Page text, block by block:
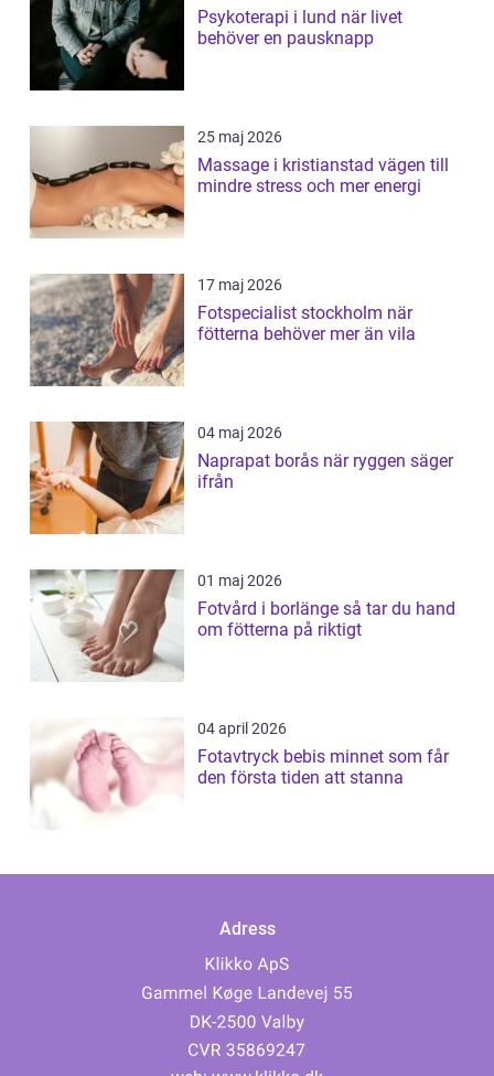
Psykoterapi i lund när livet
behöver en pausknapp
25 maj 2026
Massage i kristianstad vägen till
mindre stress och mer energi
17 maj 2026
Fotspecialist stockholm när
fötterna behöver mer än vila
04 maj 2026
Naprapat borås när ryggen säger
ifrån
01 maj 2026
Fotvård i borlänge så tar du hand
om fötterna på riktigt
04 april 2026
Fotavtryck bebis minnet som får
den första tiden att stanna
Adress